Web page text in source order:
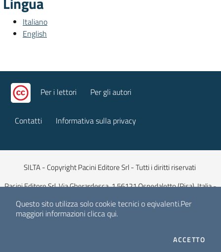
Questo sito utilizza solo cookie tecnici o eqivalenti.Per
maggiori informazioni clicca qui.
ACCETTOI
Italiano
English
Per i lettori Per gli autori
Contatti Informativa sulla privacy
SILTA - Copyright Pacini Editore Srl - Tutti i diritti riservati
Pacini Editore Srl, Via Gherardesca, 1 56121 Ospedaletto (Pisa), Italia -
E-mail:info@pacinieditore.it| Sito web: